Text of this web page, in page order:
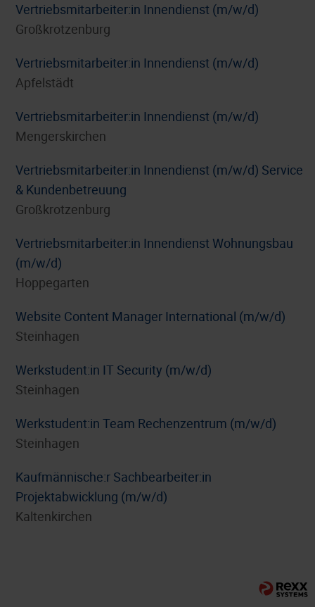
Vertriebsmitarbeiter:in Innendienst (m/w/d)
Großkrotzenburg
Vertriebsmitarbeiter:in Innendienst (m/w/d)
Apfelstädt
Vertriebsmitarbeiter:in Innendienst (m/w/d)
Mengerskirchen
Vertriebsmitarbeiter:in Innendienst (m/w/d) Service
& Kundenbetreuung
Großkrotzenburg
Vertriebsmitarbeiter:in Innendienst Wohnungsbau
(m/w/d)
Hoppegarten
Website Content Manager International (m/w/d)
Steinhagen
Werkstudent:in IT Security (m/w/d)
Steinhagen
Werkstudent:in Team Rechenzentrum (m/w/d)
Steinhagen
⁠Kaufmännische:r Sachbearbeiter:in
Projektabwicklung (m/w/d)
Kaltenkirchen